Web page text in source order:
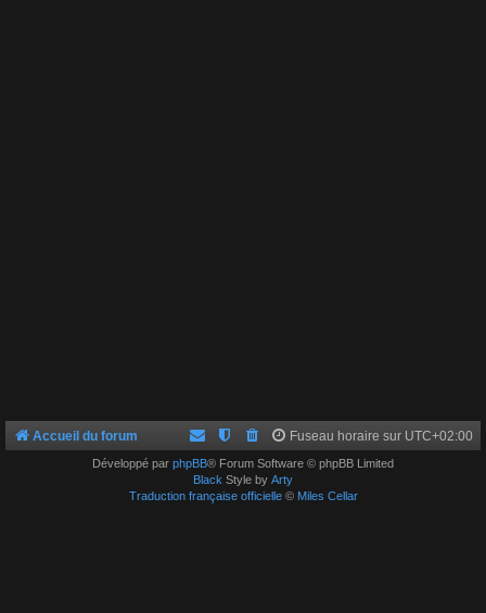
Accueil du forum Fuseau horaire sur UTC+02:00
Développé par phpBB® Forum Software © phpBB Limited
Black Style by Arty
Traduction française officielle© Miles Cellar